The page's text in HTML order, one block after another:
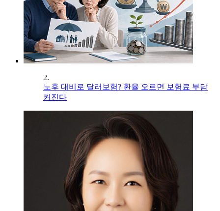
2.
노후 대비로 달러보험? 환율 오르면 보험료 부담
커진다